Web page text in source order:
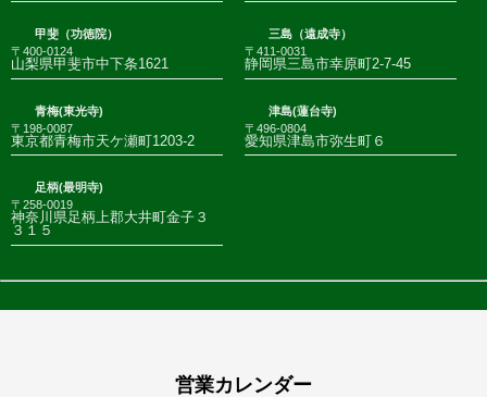
甲斐（功徳院）
〒400-0124
山梨県甲斐市中下条1621
三島（遠成寺）
〒411-0031
静岡県三島市幸原町2-7-45
青梅(東光寺)
〒198-0087
東京都青梅市天ケ瀬町1203-2
津島(蓮台寺)
〒496-0804
愛知県津島市弥生町６
足柄(最明寺)
〒258-0019
神奈川県足柄上郡大井町金子３
３１５
営業カレンダー